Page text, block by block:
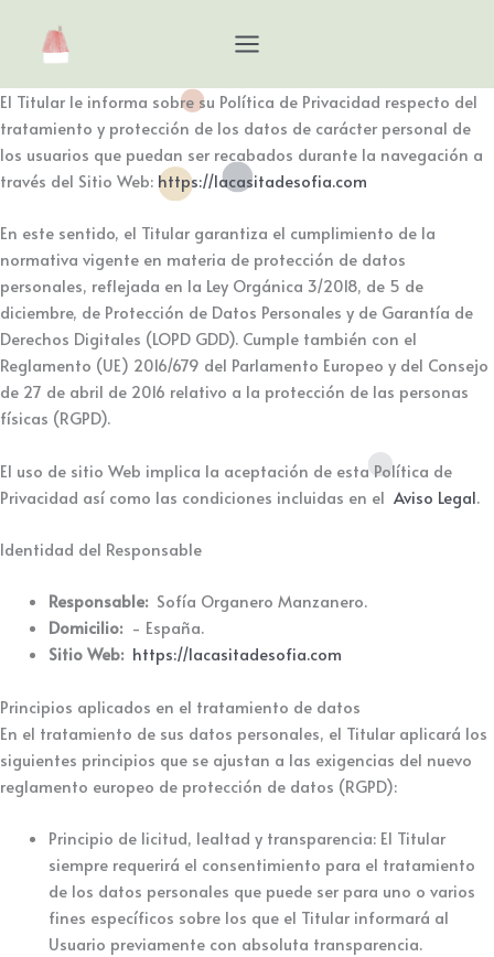
contenido
El Titular le informa sobre su Política de Privacidad respecto del
tratamiento y protección de los datos de carácter personal de
los usuarios que puedan ser recabados durante la navegación a
través del Sitio Web: https://lacasitadesofia.com
En este sentido, el Titular garantiza el cumplimiento de la
normativa vigente en materia de protección de datos
personales, reflejada en la Ley Orgánica 3/2018, de 5 de
diciembre, de Protección de Datos Personales y de Garantía de
Derechos Digitales (LOPD GDD). Cumple también con el
Reglamento (UE) 2016/679 del Parlamento Europeo y del Consejo
de 27 de abril de 2016 relativo a la protección de las personas
físicas (RGPD).
El uso de sitio Web implica la aceptación de esta Política de
Privacidad así como las condiciones incluidas en el Aviso Legal.
Identidad del Responsable
Responsable:Sofía Organero Manzanero.
Domicilio:- España.
Sitio Web: https://lacasitadesofia.com
Principios aplicados en el tratamiento de datos
En el tratamiento de sus datos personales, el Titular aplicará los
siguientes principios que se ajustan a las exigencias del nuevo
reglamento europeo de protección de datos (RGPD):
Principio de licitud, lealtad y transparencia: El Titular
siempre requerirá el consentimiento para el tratamiento
de los datos personales que puede ser para uno o varios
fines específicos sobre los que el Titular informará al
Usuario previamente con absoluta transparencia.